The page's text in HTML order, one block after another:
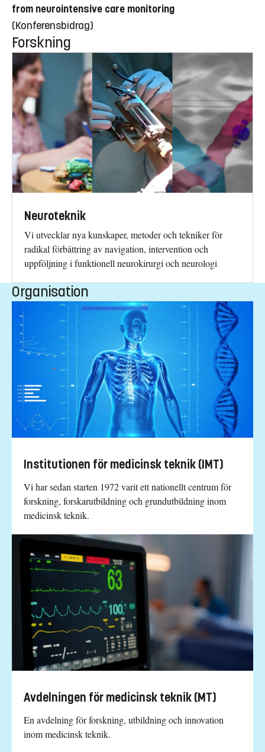
from neurointensive care monitoring
(Konferensbidrag)
Forskning
Neuroteknik
Vi utvecklar nya kunskaper, metoder och tekniker för
radikal förbättring av navigation, intervention och
uppföljning i funktionell neurokirurgi och neurologi
Organisation
Institutionen för medicinsk teknik (IMT)
Vi har sedan starten 1972 varit ett nationellt centrum för
forskning, forskarutbildning och grundutbildning inom
medicinsk teknik.
Avdelningen för medicinsk teknik (MT)
En avdelning för forskning, utbildning och innovation
inom medicinsk teknik.